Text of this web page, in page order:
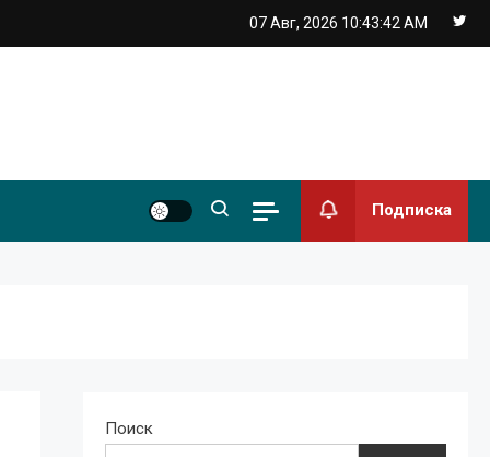
07 Авг, 2026 10:43:42 AM
Подписка
Поиск